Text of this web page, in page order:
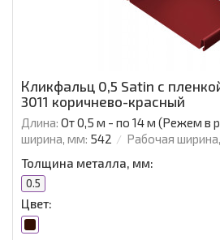
Кликфальц 0,5 Satin с
3011 коричнево-красный
Длина: От 0,5 м - по 14 м (Режем в
ширина, мм: 542 Рабочая
Толщина металла, мм:
0.5
Цвет: